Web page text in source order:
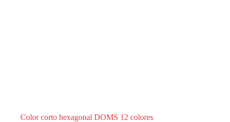
Color corto hexagonal DOMS 12 colores